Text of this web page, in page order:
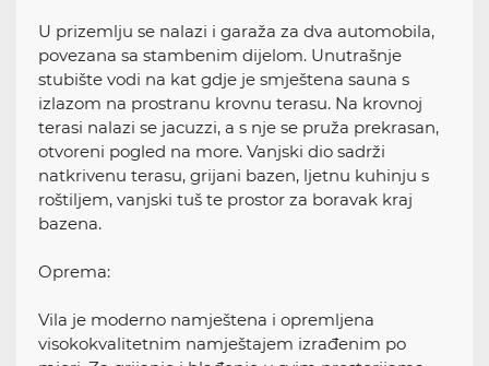
U prizemlju se nalazi i garaža za dva automobila,
povezana sa stambenim dijelom. Unutrašnje
stubište vodi na kat gdje je smještena sauna s
izlazom na prostranu krovnu terasu. Na krovnoj
terasi nalazi se jacuzzi, a s nje se pruža prekrasan,
otvoreni pogled na more. Vanjski dio sadrži
natkrivenu terasu, grijani bazen, ljetnu kuhinju s
roštiljem, vanjski tuš te prostor za boravak kraj
bazena.
Oprema:
Vila je moderno namještena i opremljena
visokokvalitetnim namještajem izrađenim po